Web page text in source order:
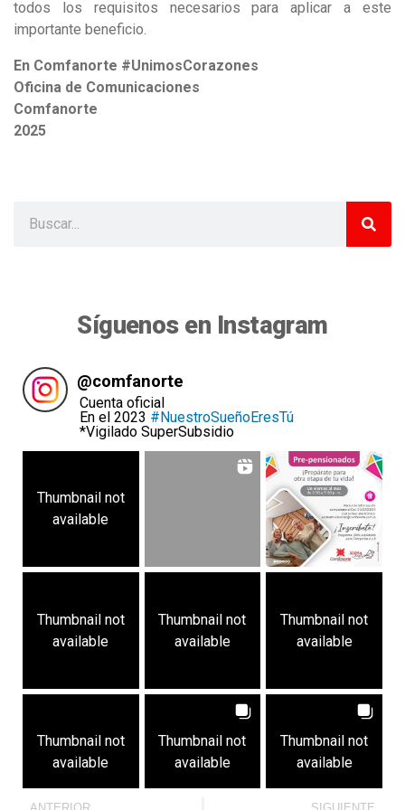
todos los requisitos necesarios para aplicar a este
importante beneficio.
En Comfanorte #UnimosCorazones
Oficina de Comunicaciones
Comfanorte
2025
Síguenos en Instagram
@comfanorte
Cuenta oficial
En el 2023 #NuestroSueñoEresTú
*Vigilado SuperSubsidio
Thumbnail not
available
Thumbnail not
available
Thumbnail not
available
Thumbnail not
available
Thumbnail not
available
Thumbnail not
available
Thumbnail not
available